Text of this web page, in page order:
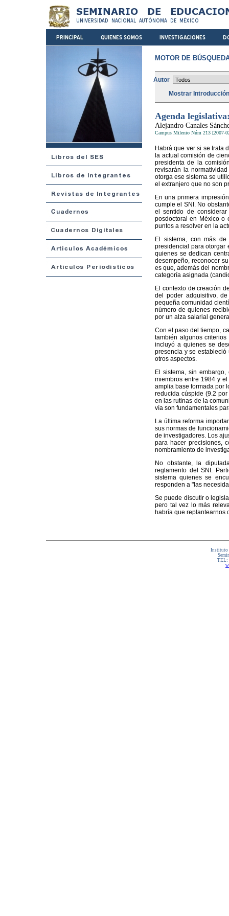
MOTOR DE
Autor
Mostrar
Agenda
Alejandro Canales
Campus Milenio Núm 213 [2007-
Habrá que ver si se trata
la actual comisión de
presidenta de la
revisarán la
otorga ese sistema se
el extranjero que no son
En una primera
cumple el SNI. No
el sentido de
posdoctoral en México o
puntos a resolver en la
El sistema, con más
presidencial para
quienes se dedican
desempeño, reconocer
es que, además del
categoría asignada
El contexto de creación
del poder adquisitivo,
pequeña comunidad
número de quienes
por un alza salarial
Con el paso del tiempo,
también algunos
incluyó a quienes se
presencia y se
otros aspectos.
El sistema, sin
miembros entre 1984 y
amplia base formada por
reducida cúspide (9.2
en las rutinas de la
vía son fundamentales
La última reforma
sus normas de
de investigadores. Los
para hacer precisiones,
nombramiento de
No obstante, la
reglamento del SNI.
sistema quienes se
responden a "las
Se puede discutir o
pero tal vez lo más
habría que replantearnos
Instituto
TEL: